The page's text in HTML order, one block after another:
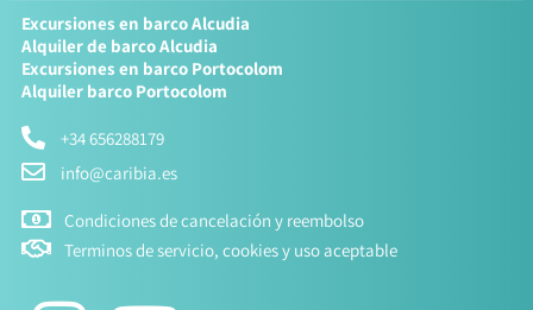
Excursiones en barco Alcudia
Alquiler de barco Alcudia
Excursiones en barco Portocolom
Alquiler barco Portocolom
+34 656288179
info@caribia.es
Condiciones de cancelación y reembolso
Terminos de servicio, cookies y uso aceptable